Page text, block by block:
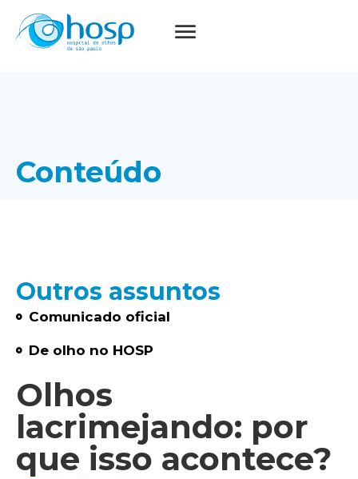
Conteúdo
Outros assuntos
Comunicado oficial
De olho no HOSP
Olhos
lacrimejando: por
que isso acontece?